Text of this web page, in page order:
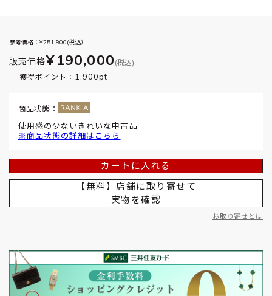
参考価格：¥251,900(税込）
販売価格¥190,000 (税込)
獲得ポイント： 1,900pt
商品状態：
使用感の少ないきれいな中古品
※商品状態の詳細はこちら
カートに入れる
【無料】店舗に取り寄せて
実物を確認
お取り寄せとは